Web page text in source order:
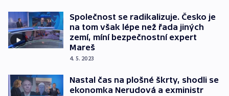
Společnost se radikalizuje. Česko je
na tom však lépe než řada jiných
zemí, míní bezpečnostní expert
Mareš
4. 5. 2023
Nastal čas na plošné škrty, shodli se
ekonomka Nerudová a exministr